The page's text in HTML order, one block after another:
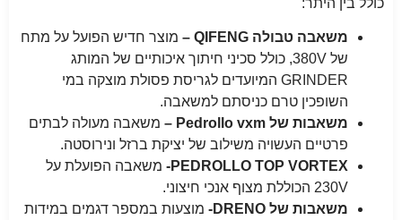
כולל בין היתר:
משאבה טבולה QIFENG –
מוצר חדיש הפועל על מתח
של 380V, כולל סכיני חיתוך איכותיים של המותג
GRINDER המיועדים לגריסת פסולת מוצקה במי
השופכין טרם כניסתם למשאבה.
משאבות של Pedrollo vxm –
משאבה מעולה לבתים
פרטיים העשויה משילוב של יציקת ברזל ונירוסטה.
PEDROLLO TOP VORTEX-
משאבה הפועלת על
230V הכוללת מצוף אנכי חיצוני.
משאבות של DRENO-
מוצעות במספר דגמים במידות